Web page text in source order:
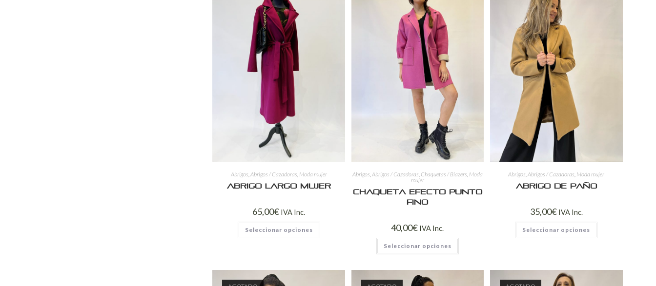
Abrigos Abrigos / Cazadoras Moda mujer
Abrigo Largo Mujer
65,00€ IVA Inc.
Seleccionar opciones
Abrigos Abrigos / Cazadoras Chaquetas / Blazers Moda
mujer
Chaqueta Efecto Punto
Fino
40,00€ IVA Inc.
Seleccionar opciones
Abrigos ,Abrigos / Cazadoras Moda mujer
Abrigo de paño
35,00€ IVA Inc.
Seleccionar opciones